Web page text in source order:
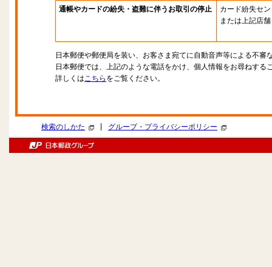
通帳やカードの紛失・盗難に伴うお取引の停止
カード紛失セ
または上記店舗
日本郵便や郵便局を装い、お客さま宛てに自動音声等による不審
日本郵便では、上記のような電話をかけ、個人情報をお尋ねする
詳しくはこちら をご覧ください。
検索のしかた グループ・プライバシーポリシー